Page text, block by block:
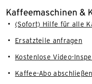
Kaffeemaschinen &
(Sofort) Hilfe für alle
Ersatzteile anfragen
Kostenlose Video-
Kaffee-Abo